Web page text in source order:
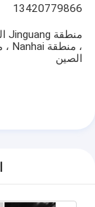
13420779866
الصين